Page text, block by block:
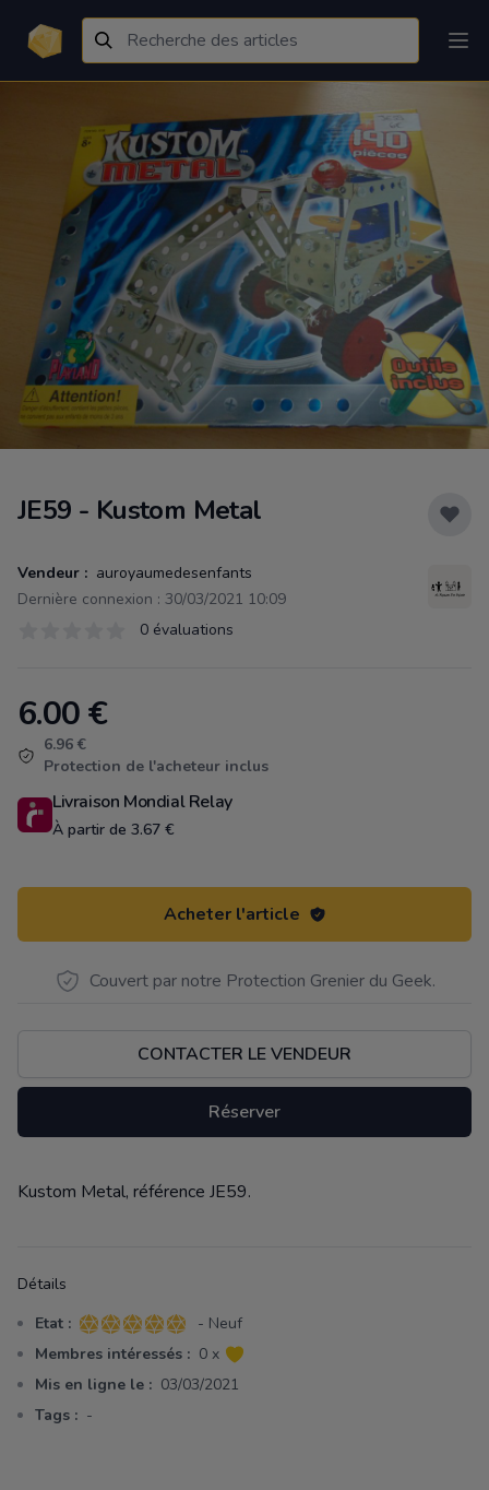
JE59 - Kustom Metal
Vendeur : auroyaumedesenfants
Dernière connexion : 30/03/2021 10:09
0 évaluations
Product information
6.00€
6.96 €
Protection de l'acheteur inclus
Livraison Mondial Relay
À partir de 3.67 €
Acheter l'article
Couvert par notre Protection Grenier du Geek.
CONTACTER LE VENDEUR
Réserver
Description
Kustom Metal, référence JE59.
Détails
Etat : 5 sur 5 étoiles
- Neuf
Membres intéressés : 0 x
Mis en ligne le : 03/03/2021
Tags : -